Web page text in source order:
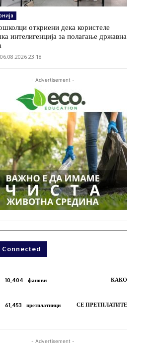
откриени дека користеле
интелигенција за полагање државна
06.08.2026 23:18
- Advertisement -
Connected
10,404 фанови КАКО
61,453 претплатници СЕ ПРЕТПЛАТИТЕ
- Advertisement -